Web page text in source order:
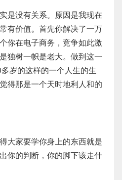
是没有关系。原因是我现在
有价值。首先你解决了一万
你在电子商务，竞争如此激
独树一帜是老大。做到这一
岁的这样的一个人生的生
得那是一个天时地利人和的
大家要学你身上的东西就是
你的判断，你的脚下该走什